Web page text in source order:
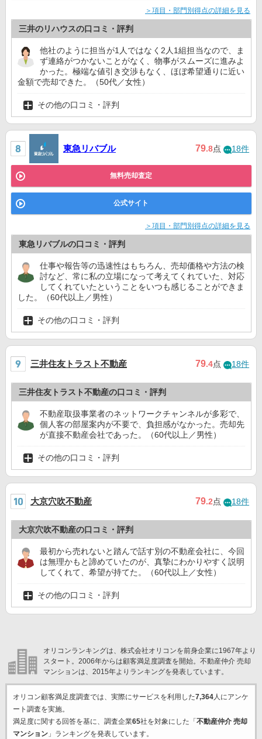
＞項目・部門別得点の詳細を見る
三井のリハウスの口コミ・評判
他社のように担当が1人ではなく2人1組担当なので、ま
ず連絡がつかないことがなく、物事がスムーズに進みよ
かった。極端な値引き交渉もなく、ほぼ希望通りに近い
金額で売却できた。（50代／女性）
その他の口コミ・評判
東急リバブル 79.8点 18件
無料売却査定
公式サイト
＞項目・部門別得点の詳細を見る
東急リバブルの口コミ・評判
仕事や報告等の迅速性はもちろん、売却価格や方法の検
討など、常に私の立場になって考えてくれていた、対応
してくれていたということをいつも感じることができま
した。（60代以上／男性）
その他の口コミ・評判
三井住友トラスト不動産 79.4点 18件
三井住友トラスト不動産の口コミ・評判
不動産取扱事業者のネットワークチャンネルが多彩で、
個人客の部屋案内が不要で、負担感がなかった。売却先
が直接不動産会社であった。（60代以上／男性）
その他の口コミ・評判
大京穴吹不動産 79.2点 18件
大京穴吹不動産の口コミ・評判
最初から売れないと踏んで話す別の不動産会社に、今回
は無理かもと諦めていたのが、真摯にわかりやすく説明
してくれて、希望が持てた。（60代以上／女性）
その他の口コミ・評判
オリコンランキングは、株式会社オリコンを前身企業に1967年より
スタート。2006年からは顧客満足度調査を開始。不動産仲介 売却
マンションは、2015年よりランキングを発表しています。
オリコン顧客満足度調査では、実際にサービスを利用した7,364人にアンケ
ート調査を実施。
満足度に関する回答を基に、調査企業65社を対象にした「 不動産仲介 売却
マンション」ランキングを発表しています。